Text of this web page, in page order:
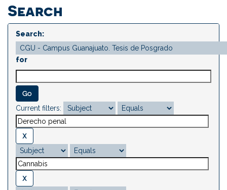
Search
Search:
for
Current filters: